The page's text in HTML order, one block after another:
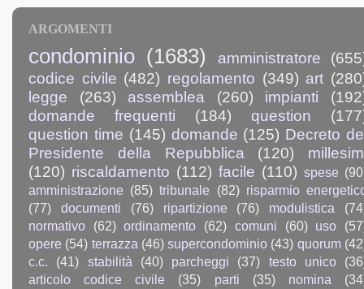
ARGOMENTI
condominio (1683) amministratore
codice civile (482) regolamento (349) art
legge
(263) assemblea (260) impianti
domande frequenti
(184) question
question time (145) domande (125) Decreto
Presidente della Repubblica
(120)
(120) riscaldamento (112) facile (110) spese
amministrazione (85) tribunale (82) risparmio
(77)
documenti (76) ripartizione (76) modulistica
normativo
(62) ordinamento (62) comuni (60) uso
opere (54) terrazza (46) supercondominio (43) quorum
c.c.
(41) stabilità (40) parcheggi (37) testo unico
articolo codice civile
(35) parti (35) nomina